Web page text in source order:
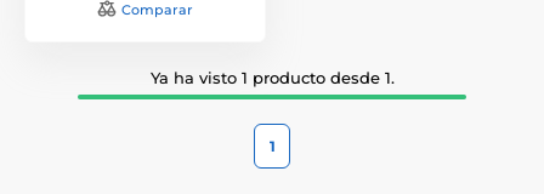
Comparar
Ya ha visto 1 producto desde 1.
1